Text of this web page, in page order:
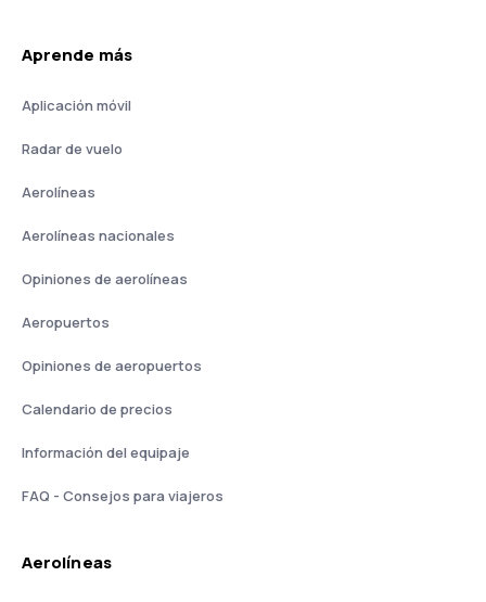
Aprende más
Aplicación móvil
Radar de vuelo
Aerolíneas
Aerolíneas nacionales
Opiniones de aerolíneas
Aeropuertos
Opiniones de aeropuertos
Calendario de precios
Información del equipaje
FAQ - Consejos para viajeros
Aerolíneas